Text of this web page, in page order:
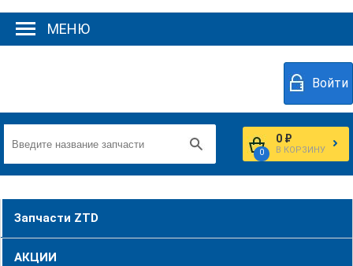
МЕНЮ
Войти
0
0 ₽
В КОРЗИНУ
Запчасти ZTD
АКЦИИ